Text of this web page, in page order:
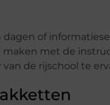
of
met de
de rijschool te